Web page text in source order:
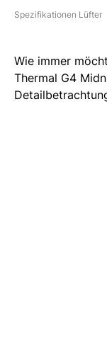
Spezifikationen Lüfter
Wie immer
Thermal G4